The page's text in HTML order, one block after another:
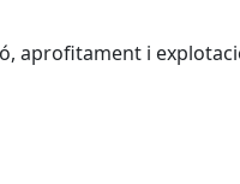
aprofitament i